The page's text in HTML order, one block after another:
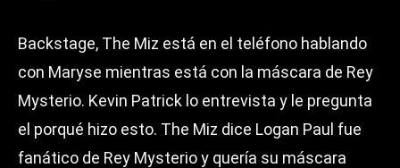
Backstage, The Miz está en el teléfono hablando
con Maryse mientras está con la máscara de Rey
Mysterio. Kevin Patrick lo entrevista y le pregunta
el porqué hizo esto. The Miz dice Logan Paul fue
fanático de Rey Mysterio y quería su máscara